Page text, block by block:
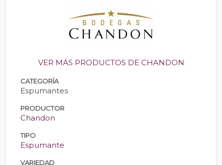
VER MÁS PRODUCTOS DE CHANDON
CATEGORÍA
Espumantes
PRODUCTOR
Chandon
TIPO
Espumante
VARIEDAD